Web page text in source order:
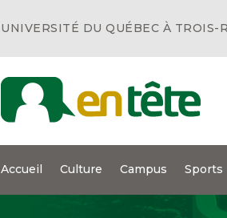
UNIVERSITÉ DU QUÉBEC À TROIS-
Accueil Culture Campus Sports